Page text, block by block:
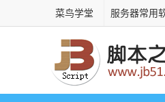
菜鸟学堂 服务器常用